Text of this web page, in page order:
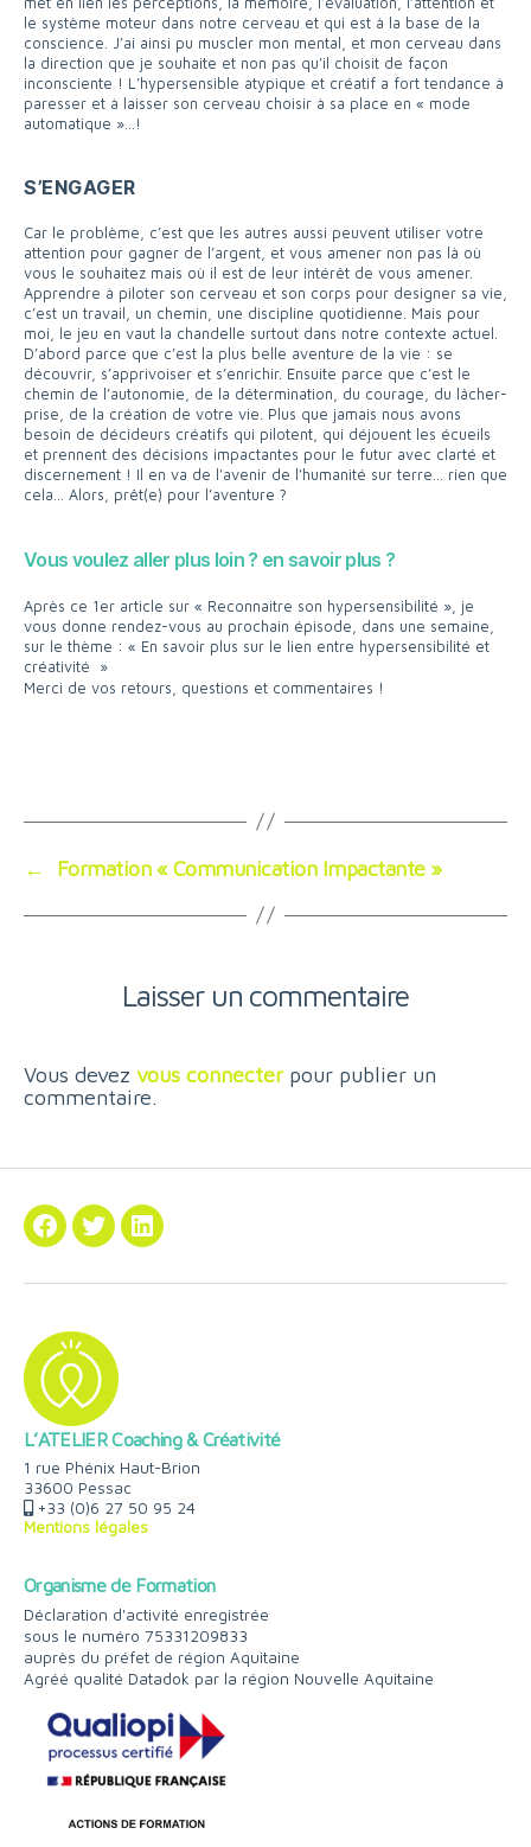
le système moteur dans notre cerveau et qui est à la base de la
conscience. J’ai ainsi pu muscler mon mental, et mon cerveau dans
la direction que je souhaite et non pas qu’il choisit de façon
inconsciente ! L’hypersensible atypique et créatif a fort tendance à
paresser et à laisser son cerveau choisir à sa place en « mode
automatique »…!
S’ENGAGER
Car le problème, c’est que les autres aussi peuvent utiliser votre
attention pour gagner de l’argent, et vous amener non pas là où
vous le souhaitez mais où il est de leur intérêt de vous amener.
Apprendre à piloter son cerveau et son corps pour designer sa vie,
c’est un travail, un chemin, une discipline quotidienne. Mais pour
moi, le jeu en vaut la chandelle surtout dans notre contexte actuel.
D’abord parce que c’est la plus belle aventure de la vie : se
découvrir, s’apprivoiser et s’enrichir. Ensuite parce que c’est le
chemin de l’autonomie, de la détermination, du courage, du lâcher-
prise, de la création de votre vie. Plus que jamais nous avons
besoin de décideurs créatifs qui pilotent, qui déjouent les écueils
et prennent des décisions impactantes pour le futur avec clarté et
discernement ! Il en va de l’avenir de l’humanité sur terre… rien que
cela… Alors, prêt(e) pour l’aventure ?
Vous voulez aller plus loin ? en savoir plus ?
Après ce 1er article sur « Reconnaitre son hypersensibilité », je
vous donne rendez-vous au prochain épisode, dans une semaine,
sur le thème : « En savoir plus sur le lien entre hypersensibilité et
créativité »
Merci de vos retours, questions et commentaires !
← Formation « Communication Impactante »
Laisser un commentaire
Vous devez vous connecterpour publier un
commentaire.
Facebook
TwitterLinkedin
L’ATELIER Coaching & Créativité
1 rue Phénix Haut-Brion
33600 Pessac
+33 (0)6 27 50 95 24
Mentions légales
Organisme de Formation
Déclaration d'activité enregistrée
sous le numéro 75331209833
auprès du préfet de région Aquitaine
Agréé qualité Datadok par la région Nouvelle Aquitaine